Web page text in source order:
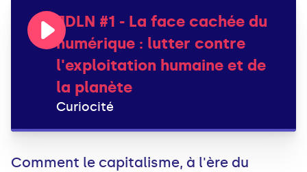
JDLN #1 - La face cachée du
numérique : lutter contre
l'exploitation humaine et de
la planète
Curiocité
Comment le capitalisme, à l'ère du